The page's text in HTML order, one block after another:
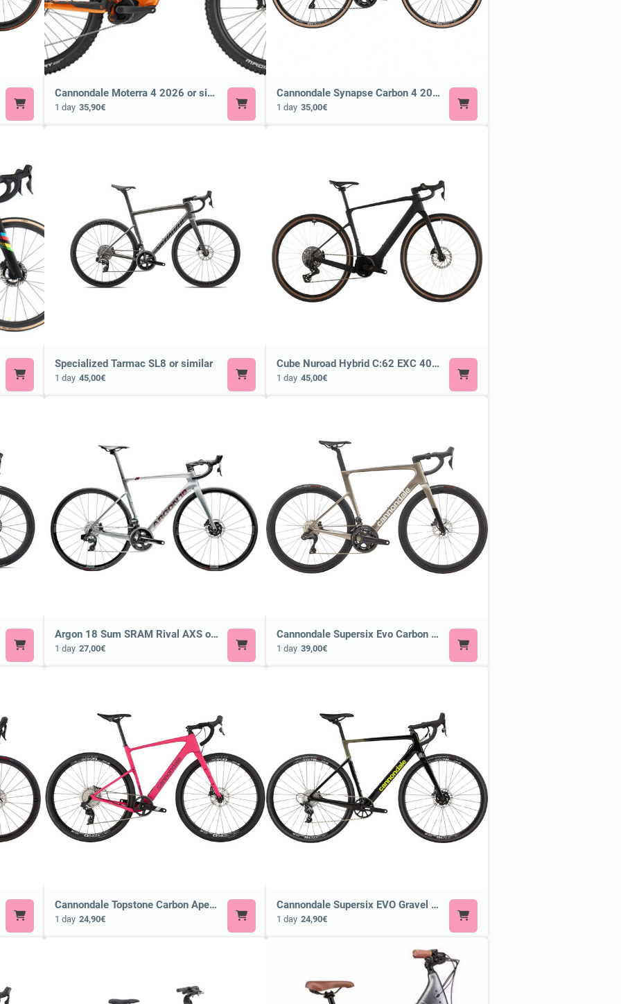
Cannondale Moterra 4 2026 or similar ⚡ E-MTB
1 day 35,90€
Cannondale Synapse Carbon 4 2026 or Similar
1 day 35,00€
Specialized Tarmac SL8 or similar
1 day 45,00€
Cube Nuroad Hybrid C:62 EXC 400X blackline or Similar ⚡ E-Road or Gravel E-Bike
1 day 45,00€
Argon 18 Sum SRAM Rival AXS or Similar
1 day 27,00€
Cannondale Supersix Evo Carbon 2 or Similar
1 day 39,00€
Cannondale Topstone Carbon Apex AXS or Similar
1 day 24,90€
Cannondale Supersix EVO Gravel or Similar
1 day 24,90€